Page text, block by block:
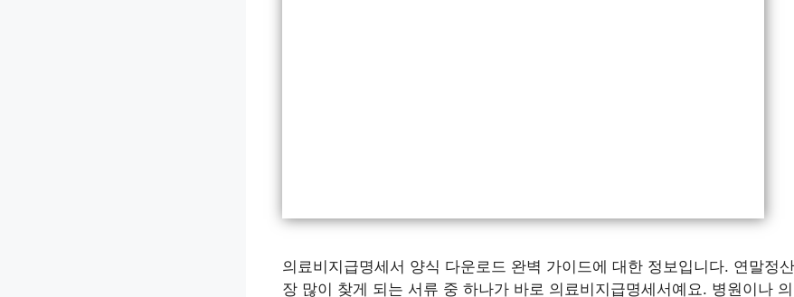
의료비지급명세서 양식 다운로드 완벽 가이드에 대한 정보입니다. 연말정
장 많이 찾게 되는 서류 중 하나가 바로 의료비지급명세서예요. 병원이나